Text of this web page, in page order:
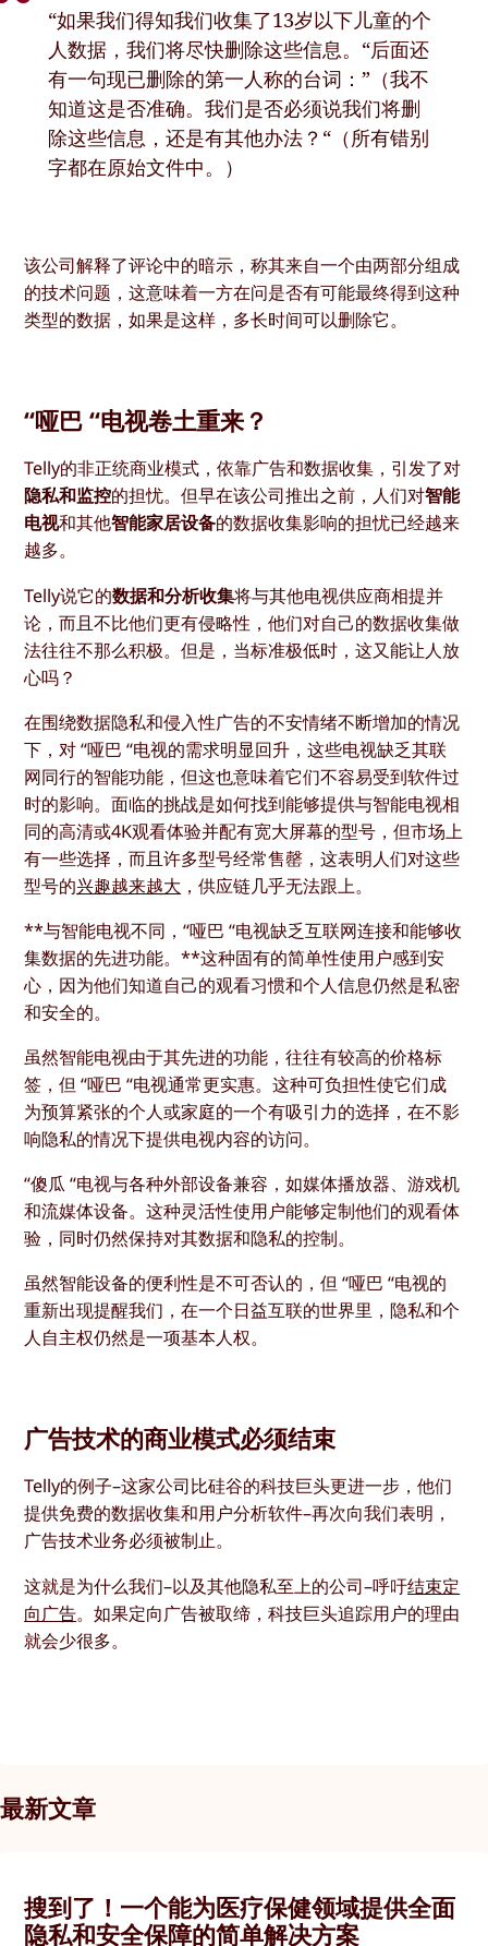
“如果我们得知我们收集了13岁以下儿童的个
人数据，我们将尽快删除这些信息。“后面还
有一句现已删除的第一人称的台词：”（我不
知道这是否准确。我们是否必须说我们将删
除这些信息，还是有其他办法？“（所有错别
字都在原始文件中。）
该公司解释了评论中的暗示，称其来自一个由两部分组成
的技术问题，这意味着一方在问是否有可能最终得到这种
类型的数据，如果是这样，多长时间可以删除它。
“哑巴 “电视卷土重来？
Telly的非正统商业模式，依靠广告和数据收集，引发了对
隐私和监控的担忧。但早在该公司推出之前，人们对智能
电视和其他智能家居设备的数据收集影响的担忧已经越来
越多。
Telly说它的数据和分析收集将与其他电视供应商相提并
论，而且不比他们更有侵略性，他们对自己的数据收集做
法往往不那么积极。但是，当标准极低时，这又能让人放
心吗？
在围绕数据隐私和侵入性广告的不安情绪不断增加的情况
下，对 “哑巴 “电视的需求明显回升，这些电视缺乏其联
网同行的智能功能，但这也意味着它们不容易受到软件过
时的影响。面临的挑战是如何找到能够提供与智能电视相
同的高清或4K观看体验并配有宽大屏幕的型号，但市场上
有一些选择，而且许多型号经常售罄，这表明人们对这些
型号的兴趣越来越大 ，供应链几乎无法跟上。
**与智能电视不同，“哑巴 “电视缺乏互联网连接和能够收
集数据的先进功能。**这种固有的简单性使用户感到安
心，因为他们知道自己的观看习惯和个人信息仍然是私密
和安全的。
虽然智能电视由于其先进的功能，往往有较高的价格标
签，但 “哑巴 “电视通常更实惠。这种可负担性使它们成
为预算紧张的个人或家庭的一个有吸引力的选择，在不影
响隐私的情况下提供电视内容的访问。
“傻瓜 “电视与各种外部设备兼容，如媒体播放器、游戏机
和流媒体设备。这种灵活性使用户能够定制他们的观看体
验，同时仍然保持对其数据和隐私的控制。
虽然智能设备的便利性是不可否认的，但 “哑巴 “电视的
重新出现提醒我们，在一个日益互联的世界里，隐私和个
人自主权仍然是一项基本人权。
广告技术的商业模式必须结束
Telly的例子–这家公司比硅谷的科技巨头更进一步，他们
提供免费的数据收集和用户分析软件–再次向我们表明，
广告技术业务必须被制止。
这就是为什么我们–以及其他隐私至上的公司–呼吁结束定
向广告。如果定向广告被取缔，科技巨头追踪用户的理由
就会少很多。
最新文章
搜到了！一个能为医疗保健领域提供全面
隐私和安全保障的简单解决方案